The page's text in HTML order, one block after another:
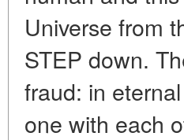
Universe from
STEP down.
fraud: in
one with each